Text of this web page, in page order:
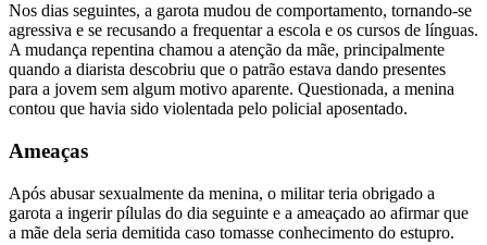
Nos dias seguintes, a garota mudou de comportamento, tornando-se
agressiva e se recusando a frequentar a escola e os cursos de línguas.
A mudança repentina chamou a atenção da mãe, principalmente
quando a diarista descobriu que o patrão estava dando presentes
para a jovem sem algum motivo aparente. Questionada, a menina
contou que havia sido violentada pelo policial aposentado.
Ameaças
Após abusar sexualmente da menina, o militar teria obrigado a
garota a ingerir pílulas do dia seguinte e a ameaçado ao afirmar que
a mãe dela seria demitida caso tomasse conhecimento do estupro.